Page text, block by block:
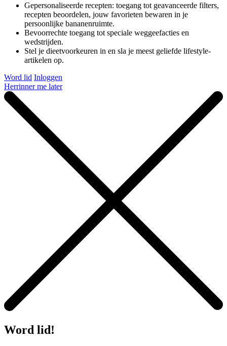
Gepersonaliseerde recepten: toegang tot geavanceerde filters,
recepten beoordelen, jouw favorieten bewaren in je
persoonlijke bananenruimte.
Bevoorrechte toegang tot speciale weggeefacties en
wedstrijden.
Stel je dieetvoorkeuren in en sla je meest geliefde lifestyle-
artikelen op.
Word lid Inloggen
Herrinner me later
Word lid!